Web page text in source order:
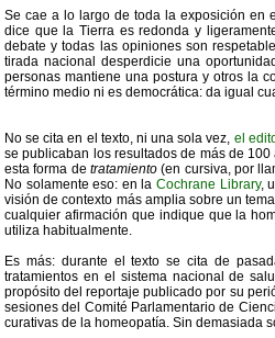
Se cae a lo largo de toda la exposición en
dice que la Tierra es redonda y
debate y todas las opiniones son
tirada nacional desperdicie una
personas mantiene una postura y otros la
término medio ni es democrática: da igual
No se cita en el texto, ni una sola vez, el
se publicaban los resultados de más de
esta forma de tratamiento(en cursiva, por
No solamente eso: en laCochrane Library,
visión de contexto más amplia sobre un
cualquier afirmación que indique que la
utiliza habitualmente.
Es más: durante el texto se cita de
tratamientos en el sistema nacional de
propósito del reportaje publicado por su
sesiones del Comité Parlamentario de
curativas de la homeopatía. Sin demasiada